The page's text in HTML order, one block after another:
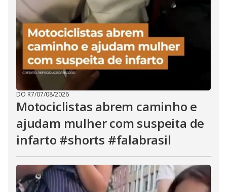
DO R7/07/08/2026
Motociclistas abrem caminho e
ajudam mulher com suspeita de
infarto #shorts #falabrasil